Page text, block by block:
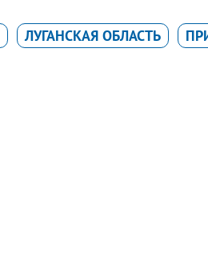
ЛУГАНСКАЯ ОБЛАСТЬ